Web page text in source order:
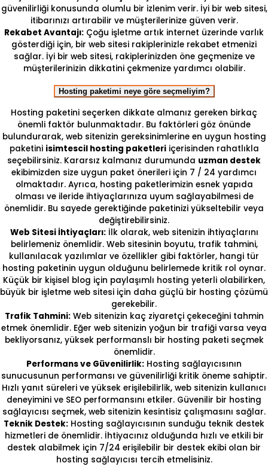
güvenilirliği konusunda olumlu bir izlenim verir. İyi bir web sitesi,
itibarınızı artırabilir ve müşterilerinize güven verir.
Rekabet Avantajı: Çoğu işletme artık internet üzerinde varlık
gösterdiği için, bir web sitesi rakiplerinizle rekabet etmenizi
sağlar. İyi bir web sitesi, rakiplerinizden öne geçmenize ve
müşterilerinizin dikkatini çekmenize yardımcı olabilir.
Hosting paketimi neye göre seçmeliyim?
Hosting paketini seçerken dikkate almanız gereken birkaç
önemli faktör bulunmaktadır. Bu faktörleri göz önünde
bulundurarak, web sitenizin gereksinimlerine en uygun hosting
paketini isimtescil hosting paketleriiçerisinden rahatlıkla
seçebilirsiniz. Kararsız kalmanız durumunda uzman destek
ekibimizden size uygun paket önerileri için 7 / 24 yardımcı
olmaktadır. Ayrıca, hosting paketlerimizin esnek yapıda
olması ve ileride ihtiyaçlarınıza uyum sağlayabilmesi de
önemlidir. Bu sayede gerektiğinde paketinizi yükseltebilir veya
değiştirebilirsiniz.
Web Sitesi İhtiyaçları:İlk olarak, web sitenizin ihtiyaçlarını
belirlemeniz önemlidir. Web sitesinin boyutu, trafik tahmini,
kullanılacak yazılımlar ve özellikler gibi faktörler, hangi tür
hosting paketinin uygun olduğunu belirlemede kritik rol oynar.
Küçük bir kişisel blog için paylaşımlı hosting yeterli olabilirken,
büyük bir işletme web sitesi için daha güçlü bir hosting çözümü
gerekebilir.
Trafik Tahmini:Web sitenizin kaç ziyaretçi çekeceğini tahmin
etmek önemlidir. Eğer web sitenizin yoğun bir trafiği varsa veya
bekliyorsanız, yüksek performanslı bir hosting paketi seçmek
önemlidir.
Performans ve Güvenilirlik: Hosting sağlayıcısının
sunucusunun performansı ve güvenilirliği kritik öneme sahiptir.
Hızlı yanıt süreleri ve yüksek erişilebilirlik, web sitenizin kullanıcı
deneyimini ve SEO performansını etkiler. Güvenilir bir hosting
sağlayıcısı seçmek, web sitenizin kesintisiz çalışmasını sağlar.
Teknik Destek: Hosting sağlayıcısının sunduğu teknik destek
hizmetleri de önemlidir. İhtiyacınız olduğunda hızlı ve etkili bir
destek alabilmek için 7/24 erişilebilir bir destek ekibi olan bir
hosting sağlayıcısı tercih etmelisiniz.